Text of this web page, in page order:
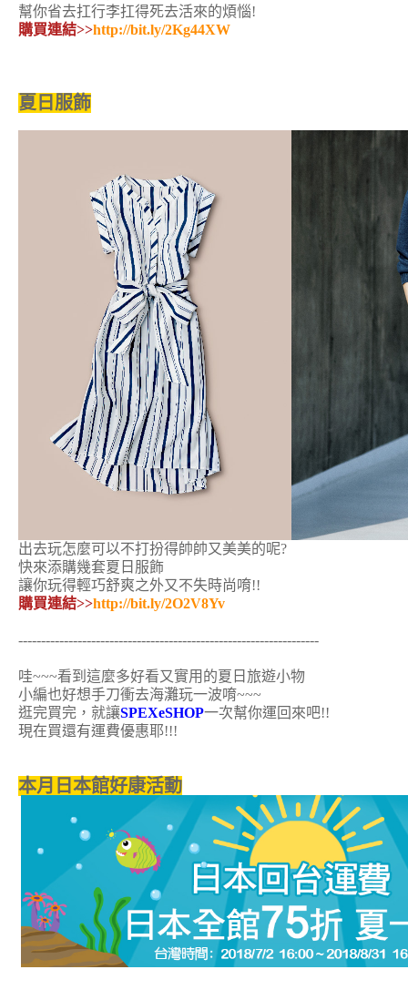
幫你省去扛行李扛得死去活來的煩惱!
購買連結>>http://bit.ly/2Kg44XW
夏日服飾
出去玩怎麼可以不打扮得帥帥又美美的呢?
快來添購幾套夏日服飾
讓你玩得輕巧舒爽之外又不失時尚唷!!
購買連結>>http://bit.ly/2O2V8Yv
------------------------------------------------------------------
哇~~~看到這麼多好看又實用的夏日旅遊小物
小編也好想手刀衝去海灘玩一波唷~~~
逛完買完，就讓SPEXeSHOP一次幫你運回來吧!!
現在買還有運費優惠耶!!!
本月日本館好康活動